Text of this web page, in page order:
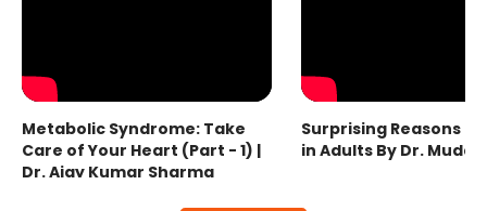
Metabolic Syndrome: Take
Care of Your Heart (Part - 1) |
Dr. Ajay Kumar Sharma
Surprising Reasons
in Adults By Dr.